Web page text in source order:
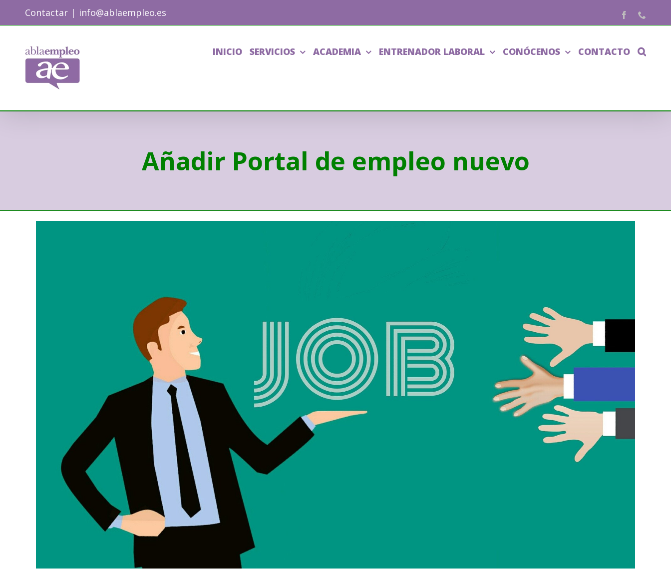
Contactar | info@ablaempleo.es Facebook
INICIO SERVICIOS ACADEMIA ENTRENADOR LABORAL CONÓCENOS CONTACTO
Añadir Portal de empleo nuevo